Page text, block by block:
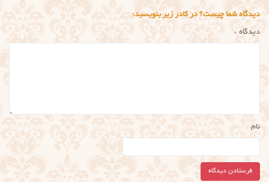
دیدگاه شما چیست؟ در کادر زیر بنویسید:
دیدگاه *
نام